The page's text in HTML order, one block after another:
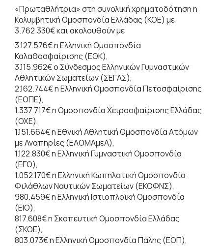
«Πρωταθλήτρια» στη συνολική χρηματοδότηση η
Κολυμβητική Ομοσπονδία Ελλάδας (ΚΟΕ) με
3.762.330€ και ακολουθούν με
3.127.576€ η Ελληνική Ομοσπονδία
Καλαθοσφαίρισης (ΕΟΚ),
3.115.962€ ο Σύνδεσμος Ελληνικών Γυμναστικών
Αθλητικών Σωματείων (ΣΕΓΑΣ),
2.162.744€ η Ελληνική Ομοσπονδία Πετοσφαίρισης
(ΕΟΠΕ),
1.337.717€ η Ομοσπονδία Χειροσφαίρισης Ελλάδας
(ΟΧΕ),
1.151.664€ η Εθνική Αθλητική Ομοσπονδία Ατόμων
με Αναπηρίες (ΕΑΟΜΑμεΑ),
1.122.830€ η Ελληνική Γυμναστική Ομοσπονδία
(ΕΓΟ),
1.052.170€ η Ελληνική Κωπηλατική Ομοσπονδία
Φιλάθλων Ναυτικών Σωματείων (ΕΚΟΦΝΣ),
980.459€ η Ελληνική Ιστιοπλοϊκή Ομοσπονδία
(ΕΙΟ),
817.608€ η Σκοπευτική Ομοσπονδία Ελλάδας
(ΣΚΟΕ),
803.073€ η Ελληνική Ομοσπονδία Πάλης (ΕΟΠ),